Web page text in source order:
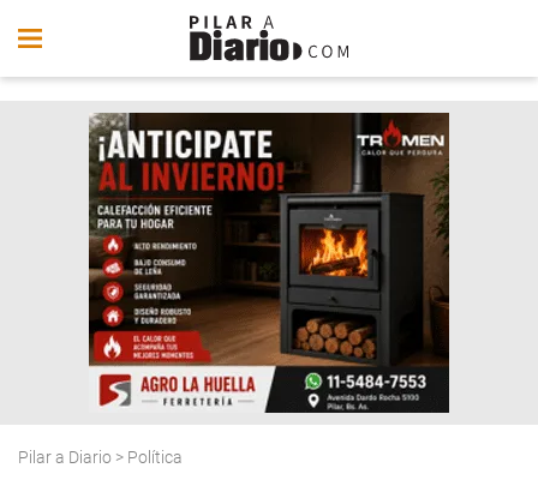
Pilar a Diario > Política